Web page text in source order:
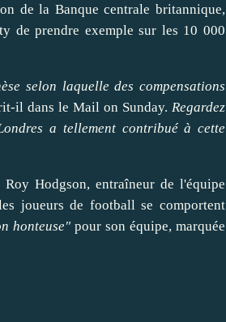
de la Banque centrale britannique,
deprendre exemple sur les 10 000
selon laquelle des compensations
il dans le Mail on Sunday.Regardez
a tellement contribué à cette
Hodgson, entraîneur de l'équipe
joueurs de footballse comportent
honteuse" pour son équipe, marquée